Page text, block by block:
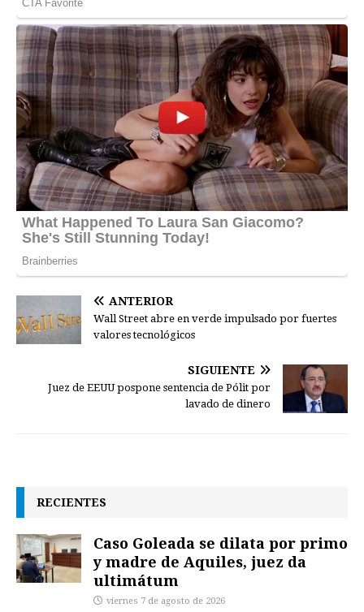
ANTERIOR
Wall Street abre en verde impulsado por fuertes
valores tecnológicos
SIGUIENTE
Juez de EEUU pospone sentencia de Pólit por
lavado de dinero
RECIENTES
Caso Goleada se dilata por primo
y madre de Aquiles, juez da
ultimátum
viernes 7 de agosto de 2026